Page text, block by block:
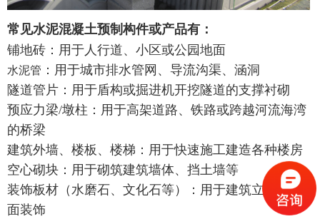
常见水泥混凝土预制构件或产品有：
铺地砖：用于人行道、小区或公园地面
水泥管 ：用于城市排水管网、导流沟渠、涵洞
隧道管片：用于盾构或掘进机开挖隧道的支撑衬砌
预应力梁/墩柱：用于高架道路、铁路或跨越河流海湾
的桥梁
建筑外墙、楼板、楼梯：用于快速施工建造各种楼房
空心砌块：用于砌筑建筑墙体、挡土墙等
装饰板材（水磨石、文化石等）：用于建筑立面或地
面装饰